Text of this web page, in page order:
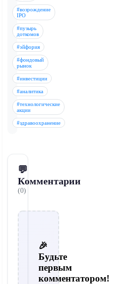
#возрождение
IPO
#пузырь
доткомов
#эйфория
#фондовый
рынок
#инвестиции
#аналитика
#технологические
акции
#здравоохранение
💬
Комментарии
(0)
🎉
Будьте
первым
комментатором!